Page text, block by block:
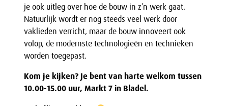
je ook uitleg over hoe de bouw in z’n werk gaat.
Natuurlijk wordt er nog steeds veel werk door
vaklieden verricht, maar de bouw innoveert ook
volop, de modernste technologieën en technieken
worden toegepast.
Kom je kijken? Je bent van harte welkom tussen
10.00-15.00 uur, Markt 7 in Bladel.